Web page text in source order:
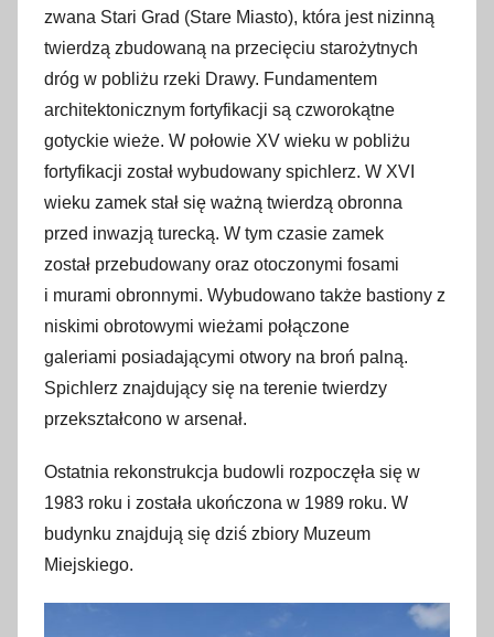
1
m
a
2
0
1
7
zwana Stari Grad (Stare Miasto), która jest nizinną
twierdzą zbudowaną na przecięciu starożytnych
dróg w pobliżu rzeki Drawy. Fundamentem
architektonicznym fortyfikacji są czworokątne
gotyckie wieże. W połowie XV wieku w pobliżu
fortyfikacji został wybudowany spichlerz. W XVI
wieku zamek stał się ważną twierdzą obronna
przed inwazją turecką. W tym czasie zamek
został przebudowany oraz otoczonymi fosami
i murami obronnymi. Wybudowano także bastiony z
niskimi obrotowymi wieżami połączone
galeriami posiadającymi otwory na broń palną.
Spichlerz znajdujący się na terenie twierdzy
przekształcono w arsenał.
Ostatnia rekonstrukcja budowli rozpoczęła się w
1983 roku i została ukończona w 1989 roku. W
budynku znajdują się dziś zbiory Muzeum
Miejskiego.